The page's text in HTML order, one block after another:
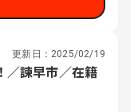
更新日： 2025/02/19
／諫早市／在籍